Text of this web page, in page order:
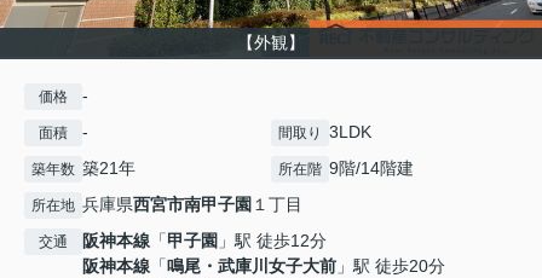
【外観】
価格 -
面積 - 間取り 3LDK
築年数 築21年 所在階 9階/14階建
所在地 兵庫県西宮市南甲子園 １丁目
交通 阪神本線 「甲子園 」駅 徒歩12分
阪神本線 「鳴尾・武庫川女子大前 」駅 徒歩20分